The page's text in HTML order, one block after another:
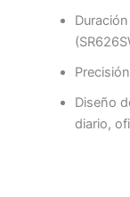
Diseño
diario,